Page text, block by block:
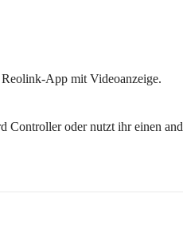
App mit Videoanzeige.
Controller oder nutzt ihr einen